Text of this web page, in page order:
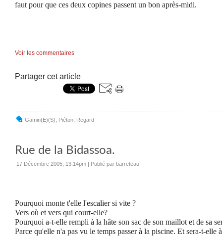
faut pour que ces deux copines passent un bon après-midi.
Voir les commentaires
Partager cet article
Gamin(e)(s) Piéton Regard
Rue de la Bidassoa.
17 Décembre 2005, 13:14pm | Publié par barreteau
Pourquoi monte t'elle l'escalier si vite ?
Vers où et vers qui court-elle?
Pourquoi a-t-elle rempli à la hâte son sac de son maillot et de sa
Parce qu'elle n'a pas vu le temps passer à la piscine. Et sera-t-elle